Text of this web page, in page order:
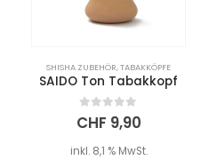
SHISHA ZUBEHÖR,TABAKKÖPFE
SAIDO Ton Tabakkopf
0out of 5
CHF 9,90
inkl. 8,1 % MwSt.